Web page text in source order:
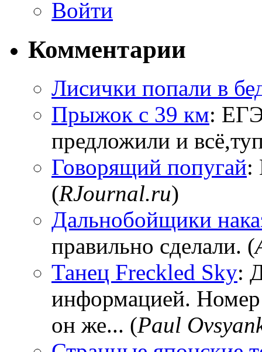
Войти
Комментарии
Лисички попали в
Прыжок с 39 км:
предложили и
Говорящий попугай:
(RJournal.ru)
Дальнобойщики
правильно сделали. (
Танец Freckled Sky:
информацией.
он же... (Paul